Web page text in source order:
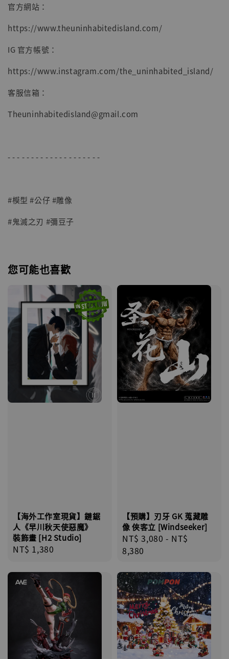
官方網站：
https://www.theuninhabitedisland.com/
IG 官方帳號：
https://www.instagram.com/the_uninhabited_island/
客服信箱：
Theuninhabitedisland@gmail.com
- - - - - - - - - - - - - - - - - - - -
#模型 #公仔 #雕像
#鬼滅之刃 #彌豆子
您可能也喜歡
【海外工作室現貨】鏈鋸
人《早川秋天使惡魔》
裝飾畫 [H2 Studio]
Regular
NT$ 1,380
【預購】刃牙 GK 蒐藏雕
像 俠客立 [Windseeker]
Regular
price
NT$ 3,080 - NT$
8,380